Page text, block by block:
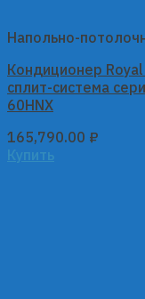
Напольно-
Кондиционер
сплит-система
60HNX
165,790.00 ₽
Купить